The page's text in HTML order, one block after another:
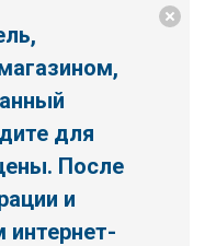
для
После
и
интернет-